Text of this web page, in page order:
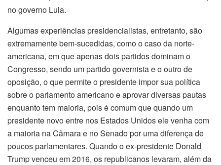
no governo Lula.
Algumas experiências presidencialistas, entretanto, são
extremamente bem-sucedidas, como o caso da norte-
americana, em que apenas dois partidos dominam o
Congresso, sendo um partido governista e o outro de
oposição, o que permite o presidente impor sua política
sobre o parlamento americano e aprovar diversas pautas
enquanto tem maioria, pois é comum que quando um
presidente novo entre nos Estados Unidos ele venha com
a maioria na Câmara e no Senado por uma diferença de
poucos parlamentares. Quando o ex-presidente Donald
Trump venceu em 2016, os republicanos levaram, além da